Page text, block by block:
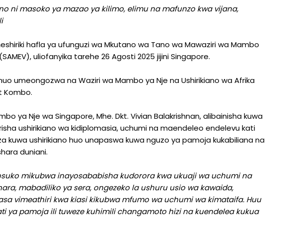
ni masoko ya mazao ya kilimo, elimu na mafunzo kwa vijana,
hafla ya ufunguzi wa Mkutano wa Tano wa Mawaziri wa Mambo
uliofanyika tarehe 26 Agosti 2025 jijini Singapore.
umeongozwa na Waziri wa Mambo ya Nje na Ushirikiano wa Afrika
Kombo.
ya Nje wa Singapore, Mhe. Dkt. Vivian Balakrishnan, alibainisha kuwa
ushirikiano wa kidiplomasia, uchumi na maendeleo endelevu kati
kuwa ushirikiano huo unapaswa kuwa nguzo ya pamoja kukabiliana na
duniani.
mikubwa inayosababisha kudorora kwa ukuaji wa uchumi na
mabadiliko ya sera, ongezeko la ushuru usio wa kawaida,
vimeathiri kwa kiasi kikubwa mfumo wa uchumi wa kimataifa. Huu
ya pamoja ili tuweze kuhimili changamoto hizi na kuendelea kukua